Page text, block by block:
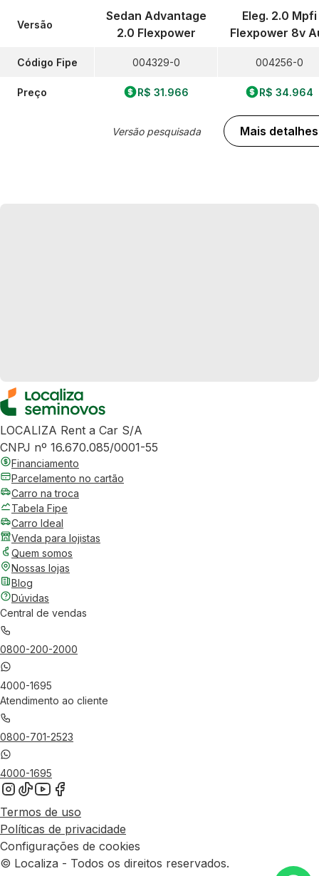
Versão
Código Fipe
Preço
Sedan Advantage
2.0 Flexpower
004329-0
R$ 31.966
Versão pesquisada
Eleg. 2.0 Mpfi
Flexpower 8v
004256-0
R$ 34.964
Mais detalhes
LOCALIZA Rent a Car S/A
CNPJ nº 16.670.085/0001-55
Financiamento
Parcelamento no cartão
Carro na troca
Tabela Fipe
Carro Ideal
Venda para lojistas
Quem somos
Nossas lojas
Blog
Dúvidas
Central de vendas
0800-200-2000
4000-1695
Atendimento ao cliente
0800-701-2523
4000-1695
Termos de uso
Políticas de privacidade
Configurações de cookies
© Localiza - Todos os direitos reservados.